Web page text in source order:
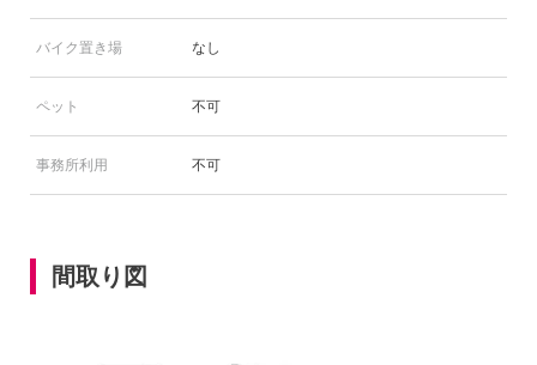
バイク置き場 なし
ペット 不可
事務所利用 不可
間取り図